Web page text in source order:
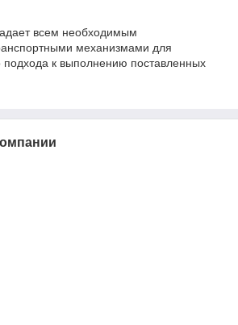
всем необходимым
механизмами для
подхода к выполнению поставленных